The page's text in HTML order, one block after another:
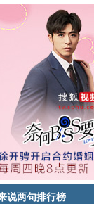
说两句排行榜